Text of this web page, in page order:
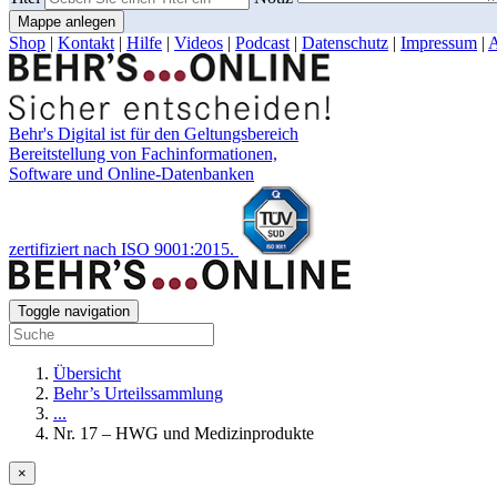
Mappe anlegen
Shop | Kontakt | Hilfe | Videos | Podcast | Datenschutz | Impressum |
Behr's Digital ist für den Geltungsbereich
Bereitstellung von Fachinformationen,
Software und Online-Datenbanken
zertifiziert nach ISO 9001:2015.
Toggle navigation
Übersicht
Behr’s Urteilssammlung
...
Nr. 17 – HWG und Medizinprodukte
×